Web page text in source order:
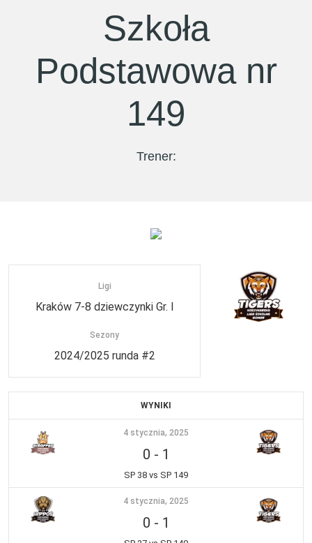
Szkoła
Podstawowa nr
149
Trener:
Ligi
Kraków 7-8 dziewczynki Gr. I
Sezony
2024/2025 runda #2
WYNIKI
4 stycznia, 2025
0 - 1
SP 38 vs SP 149
4 stycznia, 2025
0 - 1